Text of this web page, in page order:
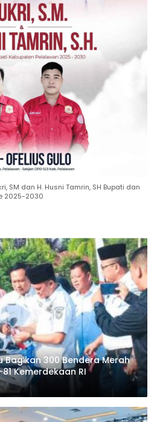
SM dan H. Husni Tamrin, SH Bupati dan
2025-2030
Bagikan 300 Bendera Merah
Kemerdekaan RI